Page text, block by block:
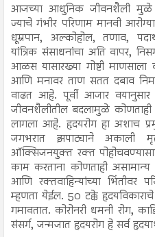
आजच्या आधुनिक जीवनशैली मुळे
ज्याचे गंभीर परिणाम मानवी
धूम्रपान, अल्कोहोल, तणाव,
यांत्रिक संसाधनांचा अति वापर,
आळस यासारख्या गोष्टी
आणि मनावर ताण सतत दबाव
वाढत आहे. पूर्वी आजार
जीवनशैलीतील बदलामुळे
लागला आहे. हृदयरोग हा अशाच
जगभरात झपाट्याने अकाली
ऑक्सिजनयुक्त रक्त
काम करताना कोणताही असामान्य
आणि रक्तवाहिन्यांच्या भिंतीवर
म्हणता येईल. 50 टक्के
गमावतात. कोरोनरी धमनी रोग,
संसर्ग, जन्मजात हृदयरोग हे सर्व